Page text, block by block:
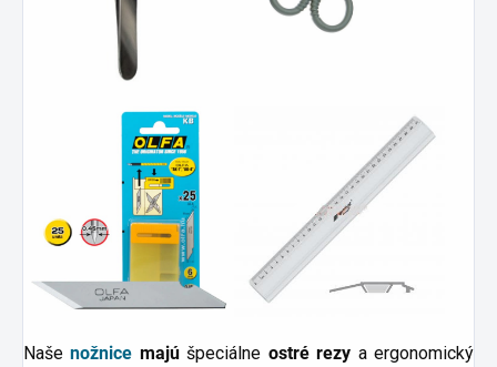
Našenožnice majúšpeciálne ostré rezy a ergonomický